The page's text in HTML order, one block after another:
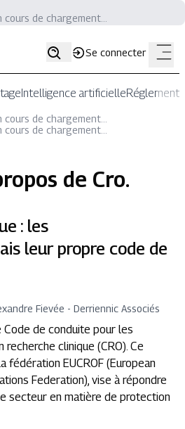
de chargement...
Se connecter
Intelligence artificielle
de chargement...
de chargement...
de Cro.
: les
leur propre code de
Fievée - Derriennic Associés
Code de conduite pour les
clinique (CRO). Ce
fédération EUCROF (European
Federation), vise à répondre
secteur en matière de protection